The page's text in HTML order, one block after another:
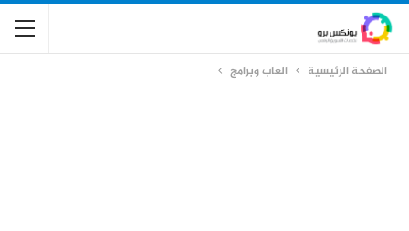
الصفحة الرئيسية العاب وبرامج